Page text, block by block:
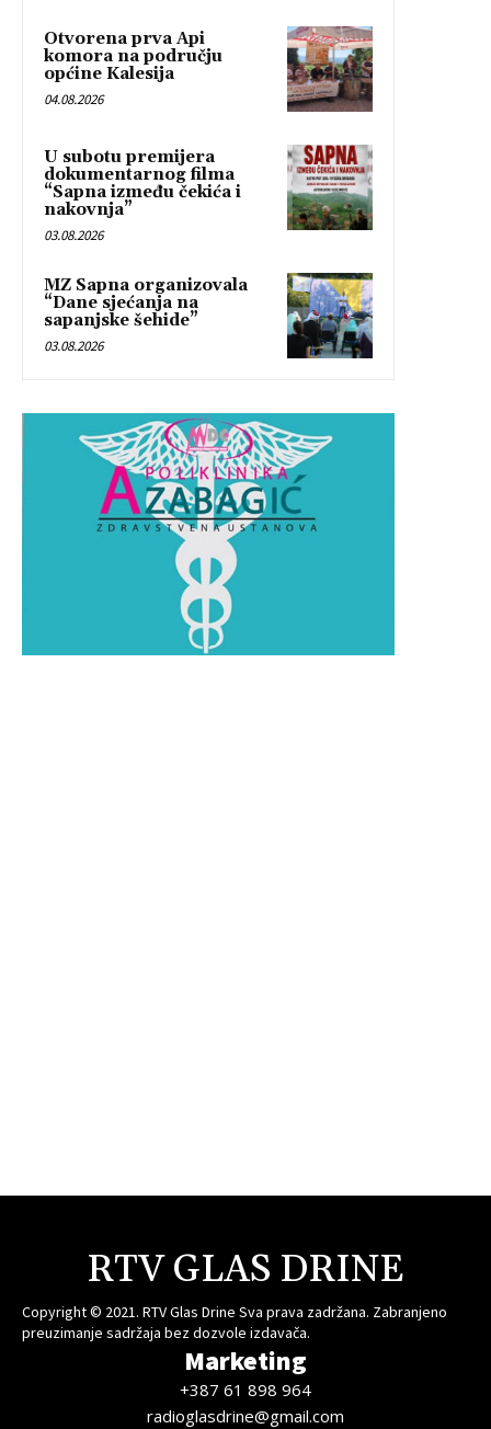
Otvorena prva Api
komora na području
općine Kalesija
04.08.2026
U subotu premijera
dokumentarnog filma
“Sapna između čekića i
nakovnja”
03.08.2026
MZ Sapna organizovala
“Dane sjećanja na
sapanjske šehide”
03.08.2026
RTV GLAS DRINE
Copyright © 2021. RTV Glas Drine Sva prava zadržana. Zabranjeno
preuzimanje sadržaja bez dozvole izdavača.
Marketing
+387 61 898 964
radioglasdrine@gmail.com